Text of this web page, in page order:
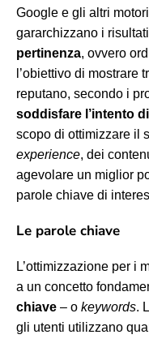
Google e gli altri
gararchizzano i
pertinenza, ovvero
l’obiettivo di mostrare
reputano, secondo i
soddisfare l’intento
scopo di ottimizzare il
experience, dei
agevolare un miglior
parole chiave di
Le parole chiave
L’ottimizzazione per i
a un concetto
chiave – o keywords.
gli utenti utilizzano